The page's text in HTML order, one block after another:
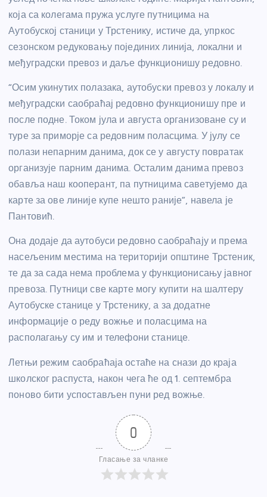
која са колегама пружа услуге путницима на
Аутобуској станици у Трстенику, истиче да, упркос
сезонском редуковању појединих линија, локални и
међуградски превоз и даље функционишу редовно.
“Осим укинутих полазака, аутобуски превоз у локалу и
међуградски саобраћај редовно функционишу пре и
после подне. Током јула и августа организоване су и
туре за приморје са редовним поласцима. У јулу се
полази непарним данима, док се у августу повратак
организује парним данима. Осталим данима превоз
обавља наш кооперант, па путницима саветујемо да
карте за ове линије купе нешто раније”, навела је
Пантовић.
Она додаје да аутобуси редовно саобраћају и према
насељеним местима на територији општине Трстеник,
те да за сада нема проблема у функционисању јавног
превоза. Путници све карте могу купити на шалтеру
Аутобуске станице у Трстенику, а за додатне
информације о реду вожње и поласцима на
располагању су им и телефони станице.
Летњи режим саобраћаја остаће на снази до краја
школског распуста, након чега ће од 1. септембра
поново бити успостављен пуни ред вожње.
0
Гласање за чланке